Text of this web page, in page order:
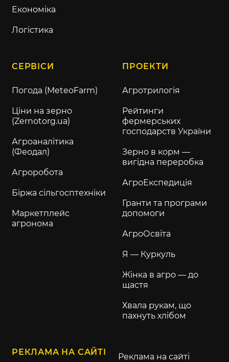
Економіка
Логістика
СЕРВІСИ
Погода (MeteoFarm)
Ціни на зерно
(Zernotorg.ua)
Агроаналітика
(Феодал)
Агроробота
Біржа сільгосптехніки
Маркетплейс
агронома
ПРОЕКТИ
Агротрилогія
Рейтинги
фермерських
господарств України
Зерно в корм —
вигідна переробка
АгроЕкспедиція
Гранти та програми
допомоги
АгроОсвіта
Я — Куркуль
Жінка в агро — до
щастя
Хвала рукам, що
пахнуть хлібом
РЕКЛАМА НА САЙТІ Реклама на сайті